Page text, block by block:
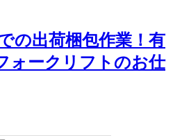
の出荷梱包作業！有
ォークリフトのお仕